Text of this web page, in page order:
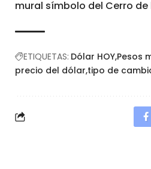
mural símbolo del Cerro
ETIQUETAS: Dólar HOY Pesos
precio del dólar tipo de